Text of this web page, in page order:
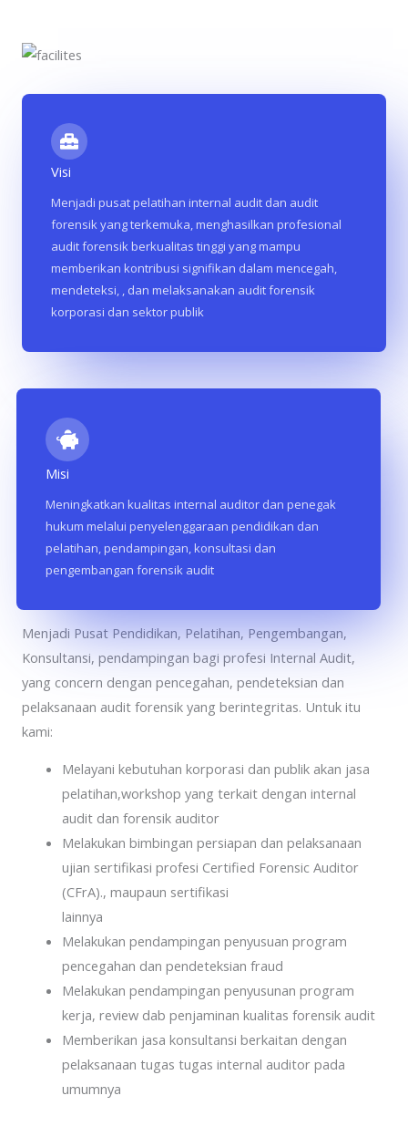
Visi
Menjadi pusat pelatihan internal audit dan audit
forensik yang terkemuka, menghasilkan profesional
audit forensik berkualitas tinggi yang mampu
memberikan kontribusi signifikan dalam mencegah,
mendeteksi, , dan melaksanakan audit forensik
korporasi dan sektor publik
Misi
Meningkatkan kualitas internal auditor dan penegak
hukum melalui penyelenggaraan pendidikan dan
pelatihan, pendampingan, konsultasi dan
pengembangan forensik audit
Menjadi Pusat Pendidikan, Pelatihan, Pengembangan,
Konsultansi, pendampingan bagi profesi Internal Audit,
yang concern dengan pencegahan, pendeteksian dan
pelaksanaan audit forensik yang berintegritas. Untuk itu
kami:
Melayani kebutuhan korporasi dan publik akan jasa
pelatihan,workshop yang terkait dengan internal
audit dan forensik auditor
Melakukan bimbingan persiapan dan pelaksanaan
ujian sertifikasi profesi Certified Forensic Auditor
(CFrA)., maupaun sertifikasi
lainnya
Melakukan pendampingan penyusuan program
pencegahan dan pendeteksian fraud
Melakukan pendampingan penyusunan program
kerja, review dab penjaminan kualitas forensik audit
Memberikan jasa konsultansi berkaitan dengan
pelaksanaan tugas tugas internal auditor pada
umumnya